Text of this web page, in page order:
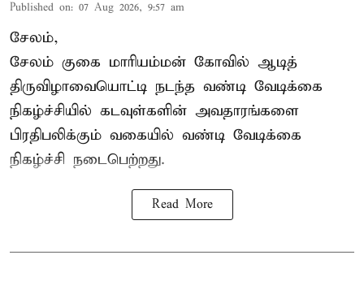
Published on: 07 Aug 2026, 9:57 am
சேலம்,
சேலம் குகை மாரியம்மன் கோவில் ஆடித்
திருவிழாவையொட்டி நடந்த வண்டி வேடிக்கை
நிகழ்ச்சியில் கடவுள்களின் அவதாரங்களை
பிரதிபலிக்கும் வகையில் வண்டி வேடிக்கை
நிகழ்ச்சி நடைபெற்றது.
Read More